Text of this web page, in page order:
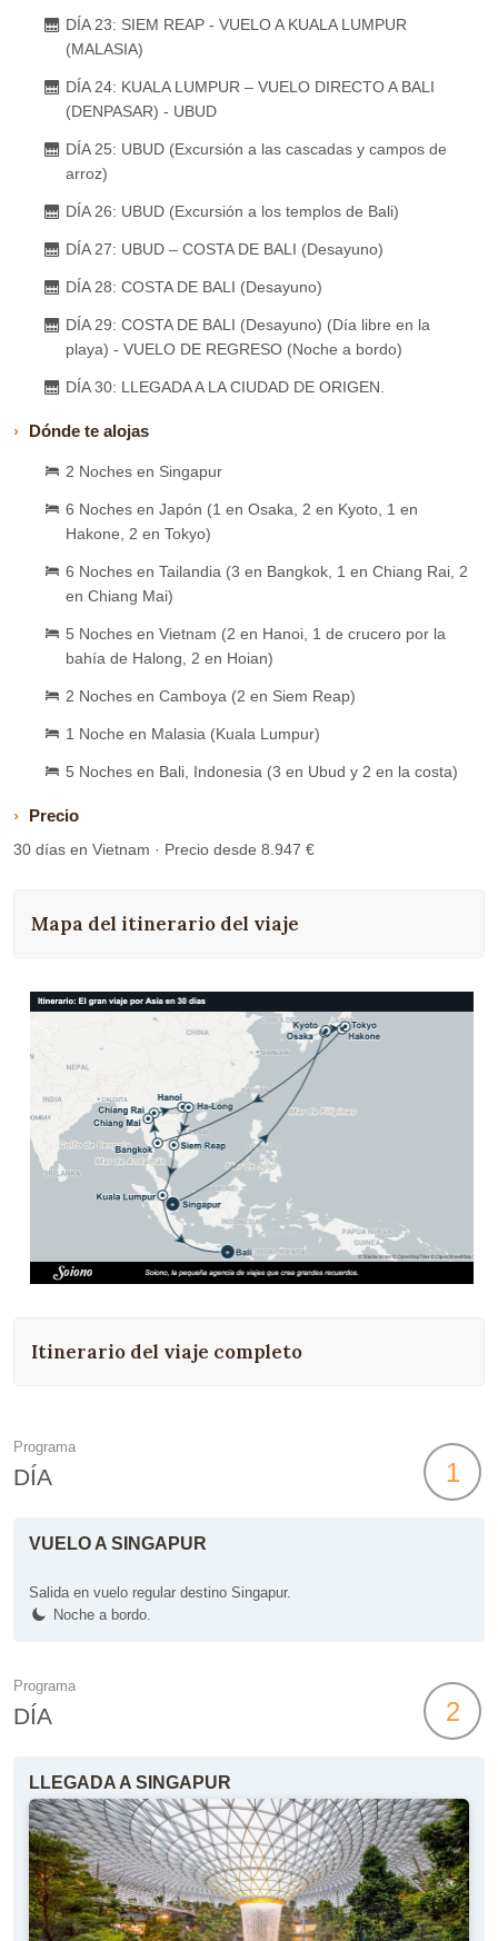
DÍA 23: SIEM REAP - VUELO A KUALA LUMPUR
(MALASIA)
DÍA 24: KUALA LUMPUR – VUELO DIRECTO A BALI
(DENPASAR) - UBUD
DÍA 25: UBUD (Excursión a las cascadas y campos de
arroz)
DÍA 26: UBUD (Excursión a los templos de Bali)
DÍA 27: UBUD – COSTA DE BALI (Desayuno)
DÍA 28: COSTA DE BALI (Desayuno)
DÍA 29: COSTA DE BALI (Desayuno) (Día libre en la
playa) - VUELO DE REGRESO (Noche a bordo)
DÍA 30: LLEGADA A LA CIUDAD DE ORIGEN.
Dónde te alojas
2 Noches en Singapur
6 Noches en Japón (1 en Osaka, 2 en Kyoto, 1 en
Hakone, 2 en Tokyo)
6 Noches en Tailandia (3 en Bangkok, 1 en Chiang Rai, 2
en Chiang Mai)
5 Noches en Vietnam (2 en Hanoi, 1 de crucero por la
bahía de Halong, 2 en Hoian)
2 Noches en Camboya (2 en Siem Reap)
1 Noche en Malasia (Kuala Lumpur)
5 Noches en Bali, Indonesia (3 en Ubud y 2 en la costa)
Precio
30 días en Vietnam · Precio desde 8.947 €
Mapa del itinerario del viaje
Itinerario del viaje completo
Programa
DÍA 1
VUELO A SINGAPUR
Salida en vuelo regular destino Singapur.
Noche a bordo.
Programa
DÍA 2
LLEGADA A SINGAPUR